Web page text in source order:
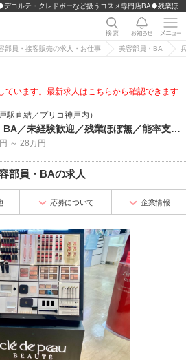
部員・接客販売の求人・お仕事 美容部員・BA
ています。最新求人はこちらから確認できます
駅直結／プリコ神戸内）
美容部員・BA／未経験歓迎／残業ほぼ無／能率支給制度有／各種セミナー・研修有
～ 28万円
部員・BAの求人
応募について 企業情報